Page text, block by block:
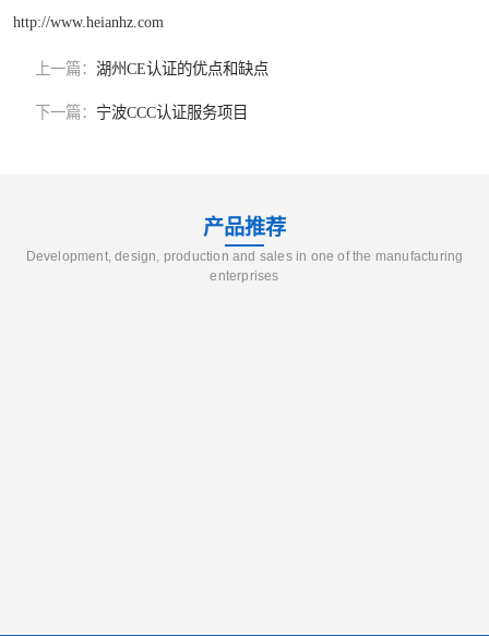
http://www.heianhz.com
上一篇： 湖州CE认证的优点和缺点
下一篇： 宁波CCC认证服务项目
产品推荐
Development, design, production and sales in one of the manufacturing
enterprises